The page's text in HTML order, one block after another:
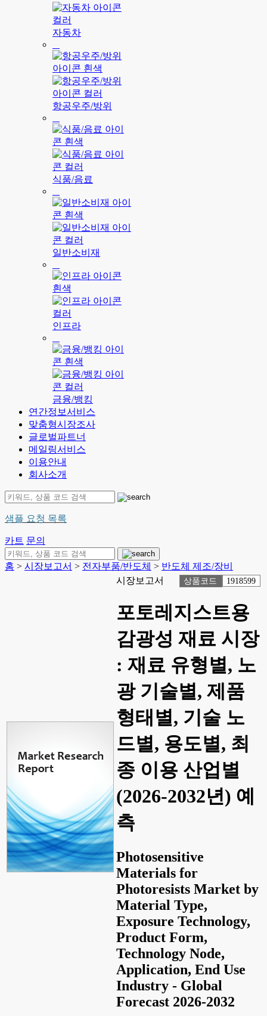
자동차
항공우주/방위
식품/음료
일반소비재
인프라
금융/뱅킹
연간정보서비스
맞춤형시장조사
글로벌파트너
메일링서비스
이용안내
회사소개
샘플 요청 목록
카트 문의
홈 > 시장보고서 > 전자부품/반도체 > 반도체 제조/장비
시장보고서
상품코드 1918599
포토레지스트용
감광성 재료 시장
: 재료 유형별, 노
광 기술별, 제품
형태별, 기술 노
드별, 용도별, 최
종 이용 산업별
(2026-2032년) 예
측
Photosensitive
Materials for
Photoresists Market by
Material Type,
Exposure Technology,
Product Form,
Technology Node,
Application, End Use
Industry - Global
Forecast 2026-2032